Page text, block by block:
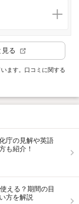
る
います。口コミに関する
庁の見解や英語
も紹介！
える？期間の目
方を解説